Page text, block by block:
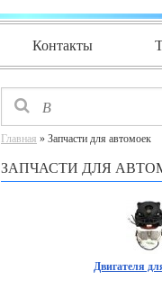
Контакты
Главная » Запчасти для автомоек
ЗАПЧАСТИ ДЛЯ
Двигателя